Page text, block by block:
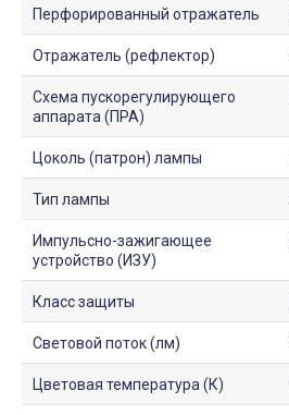
Перфорированный отражатель
Отражатель (рефлектор)
Схема пускорегулирующего
аппарата (ПРА)
Цоколь (патрон) лампы
Тип лампы
Импульсно-зажигающее
устройство (ИЗУ)
Класс защиты
Световой поток (лм)
Цветовая температура (К)